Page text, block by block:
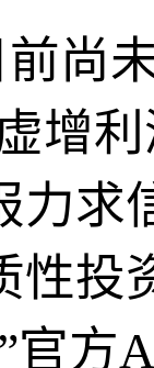
尚
增
力求
性投
官方